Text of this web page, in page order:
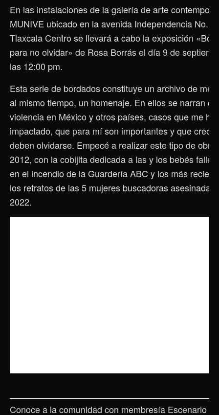
En las instalaciones de la galería de arte
MUNIVE ubicado en la avenida Independencia No.
Tlaxcala Centro se llevará a cabo la exposición
para no olvidar» de Rosa Borrás el día 9 de
las 12:00 pm.
Esta serie de bordados constituye un archivo de
al mismo tiempo, un homenaje. En ellos se narran
violencia en México y otros países, casos que me
impactado, que para mí son importantes y que creo
deben olvidarse. Empecé a realizar este tipo de obra
2012, con la cobijita dedicada a las y los bebés
en el incendio de la Guardería ABC y los más
los retratos de las 5 mujeres buscadoras asesinadas
2022.
Conoce a la comunidad con membresía Escenario